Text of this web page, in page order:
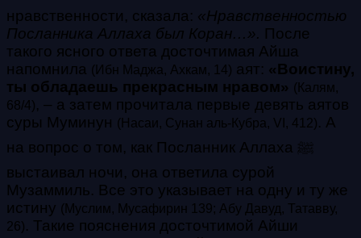
нравственности, сказала: «Нравственностью
Посланника Аллаха был Коран…». После
такого ясного ответа досточтимая Айша
напомнила (Ибн Маджа, Ахкам, 14) аят: «Воистину,
ты обладаешь прекрасным нравом» (Калям,
68/4), – а затем прочитала первые девять аятов
суры Муминун (Насаи, Сунан аль-Кубра, VI, 412). А
на вопрос о том, как Посланник Аллаха ﷺ
выстаивал ночи, она ответила сурой
Музаммиль. Все это указывает на одну и ту же
истину (Муслим, Мусафирин 139; Абу Давуд, Татавву,
26). Такие пояснения досточтимой Айши